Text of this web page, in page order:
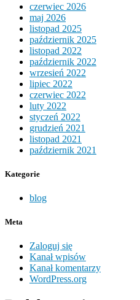
czerwiec 2026
maj 2026
listopad 2025
październik 2025
listopad 2022
październik 2022
wrzesień 2022
lipiec 2022
czerwiec 2022
luty 2022
styczeń 2022
grudzień 2021
listopad 2021
październik 2021
Kategorie
blog
Meta
Zaloguj się
Kanał wpisów
Kanał komentarzy
WordPress.org